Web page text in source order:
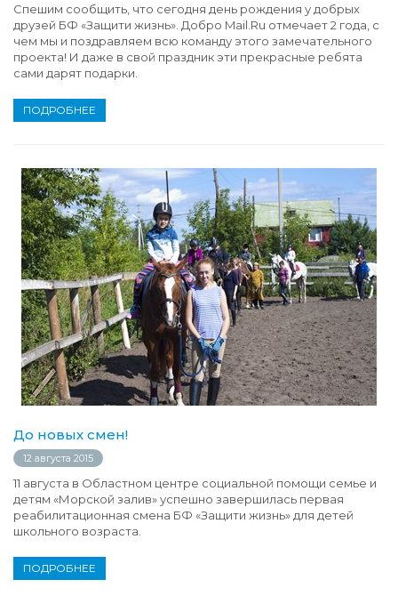
Спешим сообщить, что сегодня день рождения у добрых
друзей БФ «Защити жизнь». Добро Mail.Ru отмечает 2 года, с
чем мы и поздравляем всю команду этого замечательного
проекта! И даже в свой праздник эти прекрасные ребята
сами дарят подарки.
ПОДРОБНЕЕ
До новых смен!
12 августа 2015
11 августа в Областном центре социальной помощи семье и
детям «Морской залив» успешно завершилась первая
реабилитационная смена БФ «Защити жизнь» для детей
школьного возраста.
ПОДРОБНЕЕ